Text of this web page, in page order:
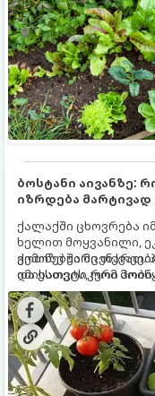
ბოსტანი აივანზე:
იზრდება
ქალაქში ცხოვრება
ხელით მოყვანილი,
გემოზე უარი თქვათ.
იმისათვის, რომ
ყოველდღიურად
ბოსტნეულს
ქოთნებში
და ესთეტიკური
კულტურები
და როგორ მოუაროთ